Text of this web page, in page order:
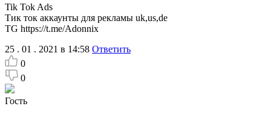
Tik Tok Ads
Тик ток аккаунты для рекламы uk,us,de
TG https://t.me/Adonnix
25 . 01 . 2021 в 14:58 Ответить
0
0
Гость